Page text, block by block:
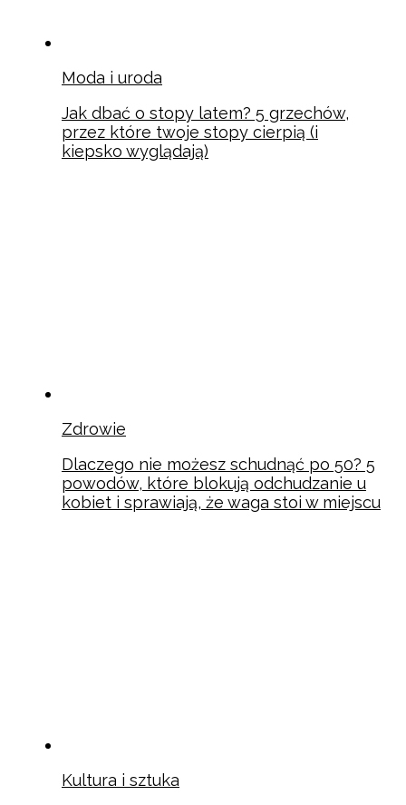
Moda i uroda
Jak dbać o stopy latem? 5 grzechów,
przez które twoje stopy cierpią (i
kiepsko wyglądają)
Zdrowie
Dlaczego nie możesz schudnąć po 50? 5
powodów, które blokują odchudzanie u
kobiet i sprawiają, że waga stoi w miejscu
Kultura i sztuka